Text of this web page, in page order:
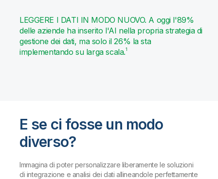
LEGGERE I DATI IN MODO NUOVO. A oggi l'89%
delle aziende ha inserito l'AI nella propria strategia di
gestione dei dati, ma solo il 26% la sta
implementando su larga scala.1
E se ci fosse un modo
diverso?
Immagina di poter personalizzare liberamente le soluzioni
di integrazione e analisi dei dati allineandole perfettamente